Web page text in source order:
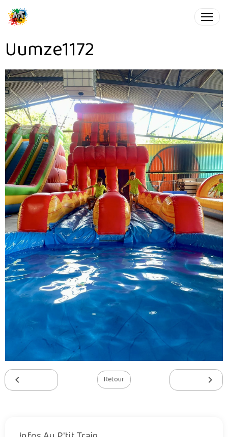
Uumze1172
Retour